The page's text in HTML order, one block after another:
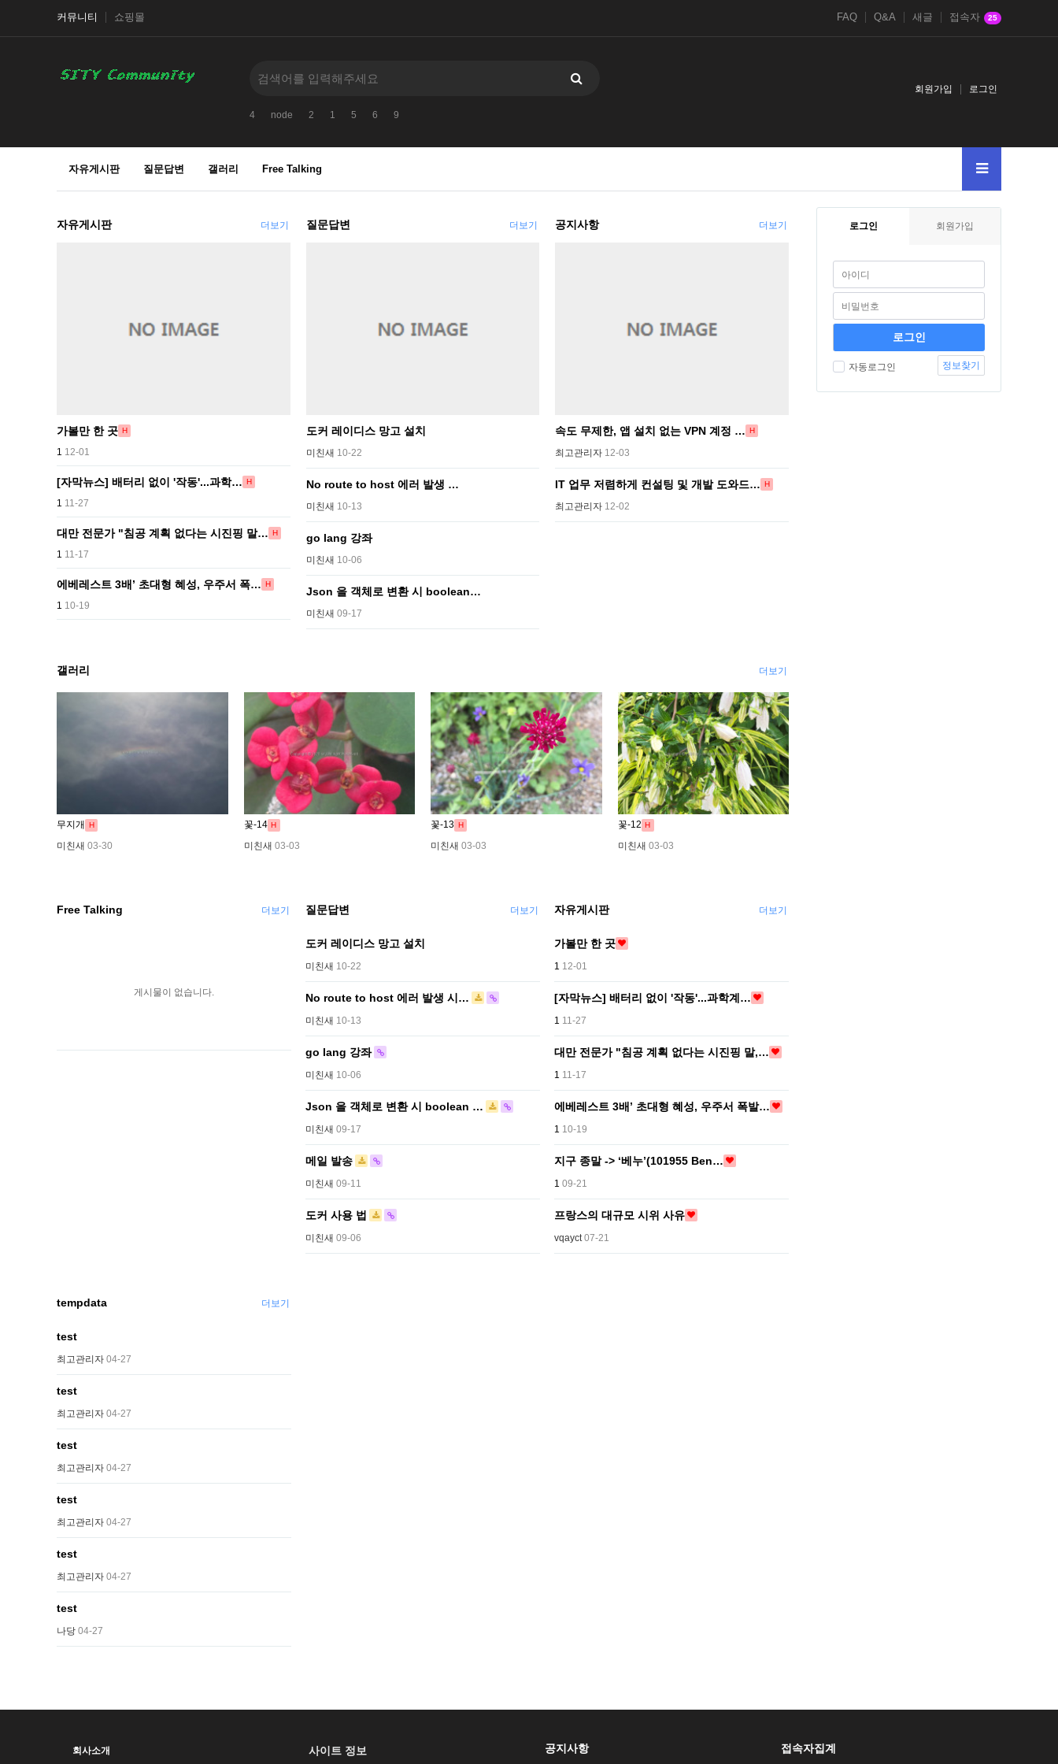
커뮤니티 쇼핑몰 FAQ Q&A 새글 접속자 25
4 node 2 1 5 6 9
회원가입 로그인
자유게시판 질문답변 갤러리 Free Talking
자유게시판
가볼만 한 곳 H
1 12-01
[자막뉴스] 배터리 없이 '작동'...과학… H
1 11-27
대만 전문가 "침공 계획 없다는 시진핑 말… H
1 11-17
에베레스트 3배’ 초대형 혜성, 우주서 폭… H
1 10-19
더보기 질문답변
도커 레이디스 망고 설치
미친새 10-22
No route to host 에러 발생 …
미친새 10-13
go lang 강좌
미친새 10-06
Json 을 객체로 변환 시 boolean…
미친새 09-17
더보기 공지사항
속도 무제한, 앱 설치 없는 VPN 계정 … H
최고관리자 12-03
IT 업무 저렴하게 컨설팅 및 개발 도와드… H
최고관리자 12-02
더보기
갤러리
무지개 H
미친새 03-30
꽃-14 H
미친새 03-03
꽃-13 H
미친새 03-03
꽃-12 H
미친새 03-03
더보기
Free Talking
게시물이 없습니다.
더보기 질문답변
도커 레이디스 망고 설치
미친새 10-22
No route to host 에러 발생 시…
미친새 10-13
go lang 강좌
미친새 10-06
Json 을 객체로 변환 시 boolean …
미친새 09-17
메일 발송
미친새 09-11
도커 사용 법
미친새 09-06
더보기 자유게시판
가볼만 한 곳
1 12-01
[자막뉴스] 배터리 없이 '작동'...과학계…
1 11-27
대만 전문가 "침공 계획 없다는 시진핑 말,…
1 11-17
에베레스트 3배’ 초대형 혜성, 우주서 폭발…
1 10-19
지구 종말 -> ‘베누’(101955 Ben…
1 09-21
프랑스의 대규모 시위 사유
vqayct 07-21
더보기
tempdata
test
최고관리자 04-27
test
최고관리자 04-27
test
최고관리자 04-27
test
최고관리자 04-27
test
최고관리자 04-27
test
나당 04-27
더보기
로그인 회원가입
자동로그인 정보찾기
회사소개 사이트 정보 공지사항 접속자집계